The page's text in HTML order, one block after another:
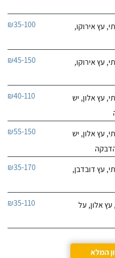
עץ אירוקו,
₪35-100
עץ אירוקו,
₪45-150
עץ אלון, יש
₪40-110
עץ אלון, יש
₪55-150
עץ דובדבן,
₪35-170
אלון, על
₪35-110
המלא